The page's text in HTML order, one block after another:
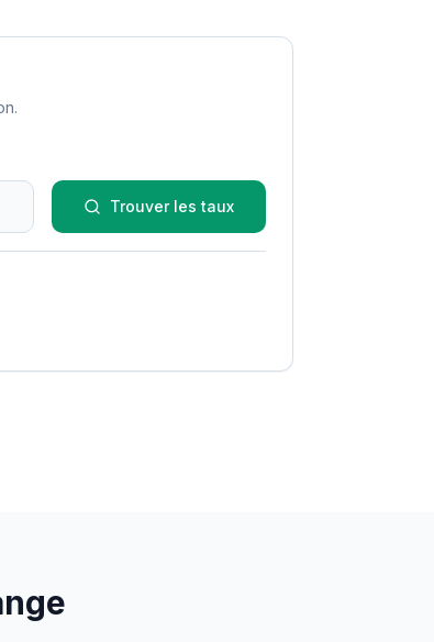
Trouver les taux